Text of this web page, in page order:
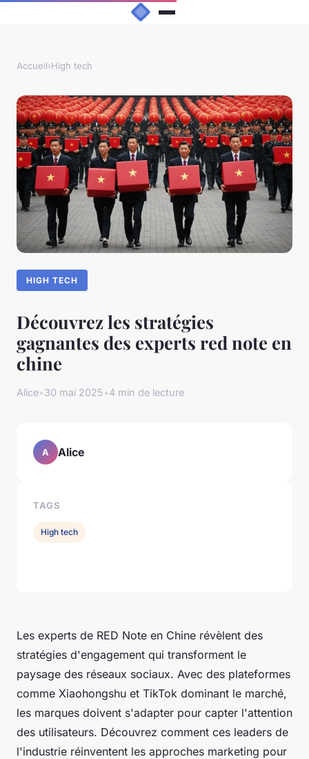
Accueil›High tech
HIGH TECH
Découvrez les stratégies
gagnantes des experts red note en
chine
Alice•30 mai 2025•4 min de lecture
Les experts de RED Note en Chine révèlent des
stratégies d'engagement qui transforment le
paysage des réseaux sociaux. Avec des plateformes
comme Xiaohongshu et TikTok dominant le marché,
les marques doivent s'adapter pour capter l'attention
des utilisateurs. Découvrez comment ces leaders de
l'industrie réinventent les approches marketing pour
A Alice
TAGS
High tech